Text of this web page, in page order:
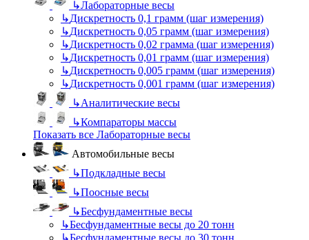
↳Лабораторные весы
↳Дискретность 0,1 грамм (шаг измерения)
↳Дискретность 0,05 грамм (шаг измерения)
↳Дискретность 0,02 грамма (шаг измерения)
↳Дискретность 0,01 грамм (шаг измерения)
↳Дискретность 0,005 грамм (шаг измерения)
↳Дискретность 0,001 грамм (шаг измерения)
↳Аналитические весы
↳Компараторы массы
Показать все Лабораторные весы
Автомобильные весы
↳Подкладные весы
↳Поосные весы
↳Бесфундаментные весы
↳Бесфундаментные весы до 20 тонн
↳Бесфундаментные весы до 30 тонн